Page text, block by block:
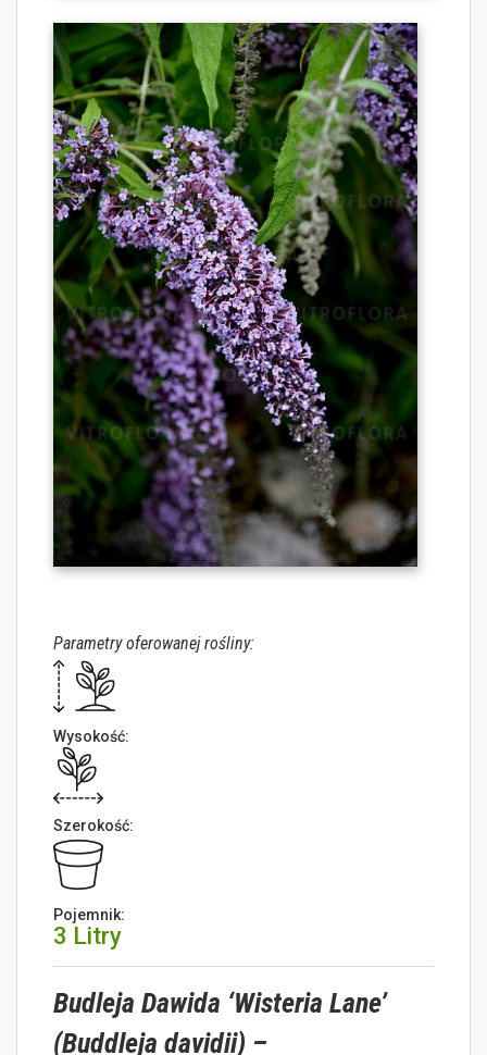
Parametry oferowanej rośliny:
Wysokość:
Szerokość:
Pojemnik:
3 Litry
Budleja Dawida ‘Wisteria Lane’
(Buddleja davidii) –